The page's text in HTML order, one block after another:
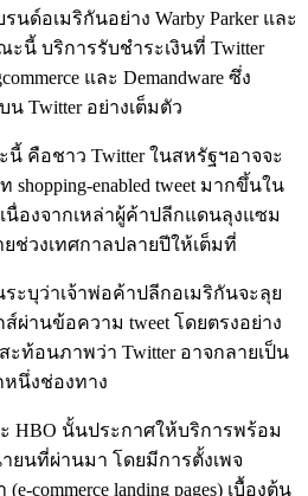
รนด์อเมริกันอย่าง Warby Parker และ
ณะนี้ บริการรับชำระเงินที่ Twitter
และ Demandware ซึ่ง
Twitter อย่างเต็มตัว
คือชาว Twitter ในสหรัฐฯอาจจะ
enabled tweet มากขึ้นใน
องจากเหล่าผู้ค้าปลีกแดนลุงแซม
ช่วงเทศกาลปลายปีให้เต็มที่
ะบุว่าเจ้าพ่อค้าปลีกอเมริกันจะลุย
ผ่านข้อความ tweet โดยตรงอย่าง
ท้อนภาพว่า Twitter อาจกลายเป็น
หนึ่งช่องทาง
HBO นั้นประกาศให้บริการพร้อม
ยนที่ผ่านมา โดยมีการตั้งเพจ
commerce landing pages) เบื้องต้น